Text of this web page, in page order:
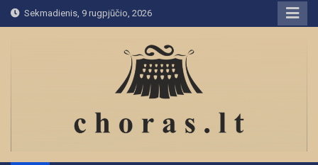
Skip
to
Sekmadienis, 9 rugpjūčio, 2026